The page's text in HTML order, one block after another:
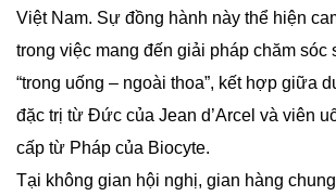
Việt Nam. Sự đồng hành này thể hiện
trong việc mang đến giải pháp chăm sóc
“trong uống – ngoài thoa”, kết hợp giữa
đặc trị từ Đức của Jean d’Arcel và viên
cấp từ Pháp của Biocyte.
Tại không gian hội nghị, gian hàng chung